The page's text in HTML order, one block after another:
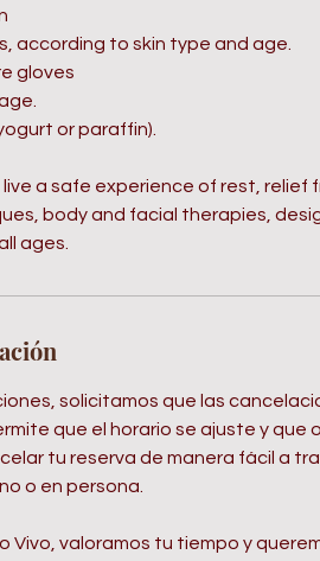
according to skin type and age.
gloves
or paraffin).
a safe experience of rest, relief
body and facial therapies,
ages.
solicitamos que las
que el horario se ajuste y que
tu reserva de manera fácil a
o en persona.
Vivo, valoramos tu tiempo y